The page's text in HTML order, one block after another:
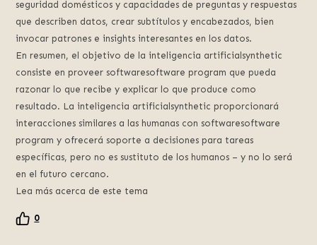
seguridad domésticos y capacidades de preguntas y respuestas
que describen datos, crear subtítulos y encabezados, bien
invocar patrones e insights interesantes en los datos.
En resumen, el objetivo de la inteligencia artificialsynthetic
consiste en proveer softwaresoftware program que pueda
razonar lo que recibe y explicar lo que produce como
resultado. La inteligencia artificialsynthetic proporcionará
interacciones similares a las humanas con softwaresoftware
program y ofrecerá soporte a decisiones para tareas
específicas, pero no es sustituto de los humanos – y no lo será
en el futuro cercano.
Lea más acerca de este tema
0